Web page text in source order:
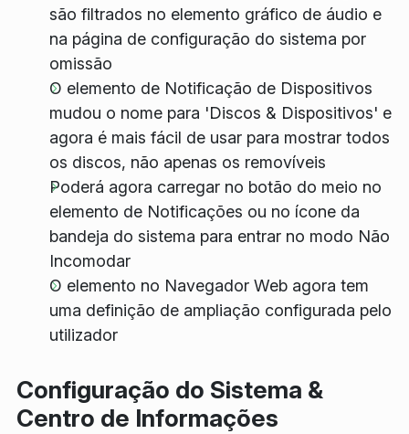
são filtrados no elemento gráfico de áudio e
na página de configuração do sistema por
omissão
O elemento de Notificação de Dispositivos
mudou o nome para 'Discos & Dispositivos' e
agora é mais fácil de usar para mostrar todos
os discos, não apenas os removíveis
Poderá agora carregar no botão do meio no
elemento de Notificações ou no ícone da
bandeja do sistema para entrar no modo Não
Incomodar
O elemento no Navegador Web agora tem
uma definição de ampliação configurada pelo
utilizador
Configuração do Sistema &
Centro de Informações